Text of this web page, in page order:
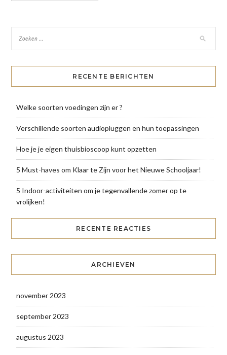
RECENTE BERICHTEN
Welke soorten voedingen zijn er ?
Verschillende soorten audiopluggen en hun toepassingen
Hoe je je eigen thuisbioscoop kunt opzetten
5 Must-haves om Klaar te Zijn voor het Nieuwe Schooljaar!
5 Indoor-activiteiten om je tegenvallende zomer op te
vrolijken!
RECENTE REACTIES
ARCHIEVEN
november 2023
september 2023
augustus 2023